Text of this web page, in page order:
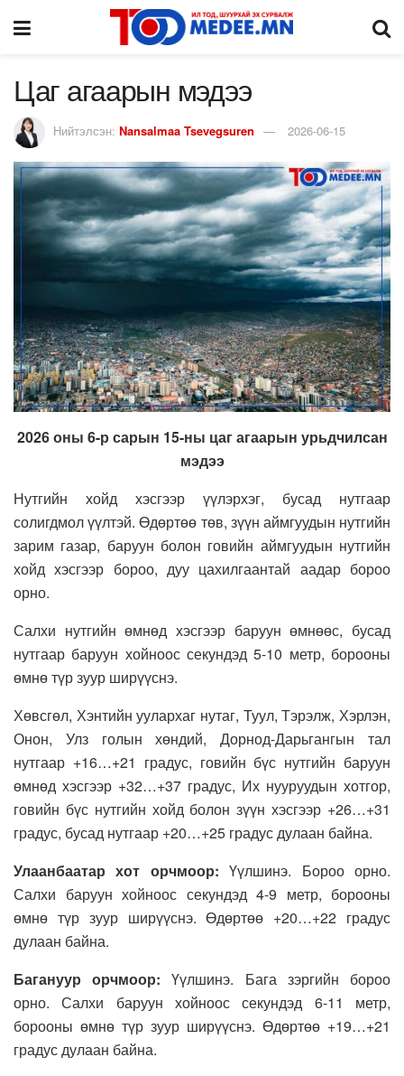
Цаг агаарын мэдээ
Нийтэлсэн: Nansalmaa Tsevegsuren 2026-06-15
2026 оны 6-р сарын 15-ны цаг агаарын урьдчилсан
мэдээ
Нутгийн хойд хэсгээр үүлэрхэг, бусад нутгаар
солигдмол үүлтэй. Өдөртөө төв, зүүн аймгуудын нутгийн
зарим газар, баруун болон говийн аймгуудын нутгийн
хойд хэсгээр бороо, дуу цахилгаантай аадар бороо
орно.
Салхи нутгийн өмнөд хэсгээр баруун өмнөөс, бусад
нутгаар баруун хойноос секундэд 5-10 метр, борооны
өмнө түр зуур ширүүснэ.
Хөвсгөл, Хэнтийн уулархаг нутаг, Туул, Тэрэлж, Хэрлэн,
Онон, Улз голын хөндий, Дорнод-Дарьгангын тал
нутгаар +16…+21 градус, говийн бүс нутгийн баруун
өмнөд хэсгээр +32…+37 градус, Их нууруудын хотгор,
говийн бүс нутгийн хойд болон зүүн хэсгээр +26…+31
градус, бусад нутгаар +20…+25 градус дулаан байна.
Улаанбаатар хот орчмоор: Үүлшинэ. Бороо орно.
Салхи баруун хойноос секундэд 4-9 метр, борооны
өмнө түр зуур ширүүснэ. Өдөртөө +20…+22 градус
дулаан байна.
Багануур орчмоор: Үүлшинэ. Бага зэргийн бороо
орно. Салхи баруун хойноос секундэд 6-11 метр,
борооны өмнө түр зуур ширүүснэ. Өдөртөө +19…+21
градус дулаан байна.